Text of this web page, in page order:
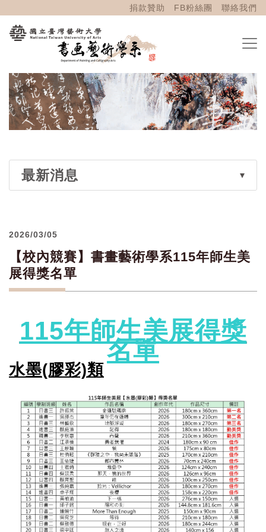
捐款贊助 FB粉絲團 聯絡我們
最新消息
2026/03/05
【校內競賽】書畫藝術學系115年師生美
展得獎名單
115年師生美展得獎
名單
水墨(膠彩)類